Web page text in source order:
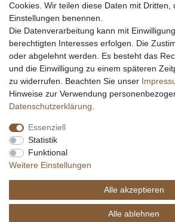
Stahlarten
Rockwell Härte
Messerarten
Klingenformen
Holzarten
Impressum
Widerrufs­recht
© Copyright Alle Preisangaben sind inkl. gesetzlicher
Cookies. Wir teilen diese Daten mit Dritten,
Einstellungen benennen.
Die Datenverarbeitung kann mit
berechtigten Interesses erfolgen. Die
oder abgelehnt werden. Es besteht das
und die Einwilligung zu einem späteren
zu widerrufen. Beachten Sie unser
Hinweise zur Verwendung
Daten­schutz­erklärung
Essenziell
Statistik
Funktional
Weitere Einstellungen
Alle akzeptieren
Alle ablehnen